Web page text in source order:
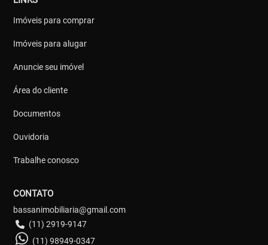
Imóveis para comprar
Imóveis para alugar
Anuncie seu imóvel
Área do cliente
Documentos
Ouvidoria
Trabalhe conosco
CONTATO
bassanimobiliaria@gmail.com
(11) 2919-9147
(11) 98949-0347